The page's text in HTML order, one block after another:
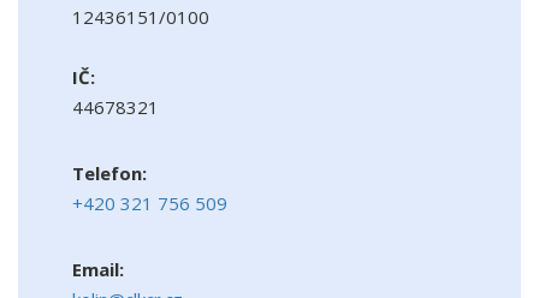
12436151/0100
IČ:
44678321
Telefon:
+420 321 756 509
Email: